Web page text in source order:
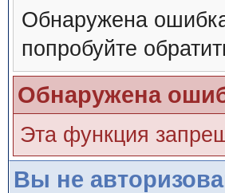
Обнаружена
попробуйте
Обнаружена
Эта функция
Вы не